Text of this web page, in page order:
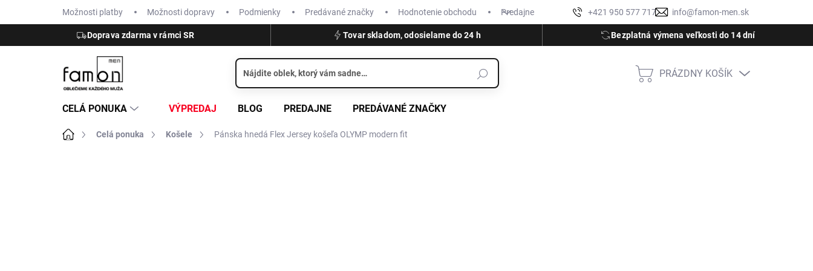
+421 950 577 717 info@famon-men.sk
Možnosti platby Možnosti dopravy Podmienky Predávané značky Hodnotenie obchodu Predajne Moja objednávka
Doprava zdarma v rámci SR Tovar skladom, odosielame do 24 h Bezplatná výmena veľkosti do 14 dní
NÁKUPNÝ
PRÁZDNY KOŠÍK
CELÁ PONUKA VÝPREDAJ BLOG PREDAJNE PREDÁVANÉ ZNAČKY
DomovCelá ponuka Košele Pánska hnedá Flex Jersey košeľa OLYMP modern fit